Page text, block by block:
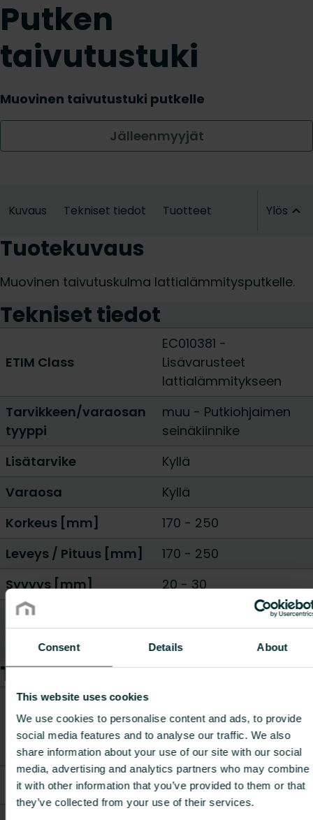
Consent Details About
This website uses cookies
We use cookies to personalise content and ads, to provide
social media features and to analyse our traffic. We also
share information about your use of our site with our social
media, advertising and analytics partners who may combine
it with other information that you’ve provided to them or that
they’ve collected from your use of their services.
Putken
taivutustuki
Muovinen taivutustuki putkelle
Jälleenmyyjät
Kuvaus Tekniset tiedot Tuotteet Ylös
Tuotekuvaus
Muovinen taivutuskulma lattialämmitysputkelle.
Tekniset tiedot
ETIM Class
EC010381 -
Lisävarusteet
lattialämmitykseen
Tarvikkeen/varaosan
tyyppi
muu - Putkiohjaimen
seinäkiinnike
Lisätarvike
Kyllä
Varaosa
Kyllä
Korkeus [mm]
170 - 250
Leveys / Pituus [mm]
170 - 250
Syvyys [mm]
20-30
Paino [kg]
Näytä kaikki
Tuotteet
Tuotenumero Tuotekuvaus
Paino
[kg]
per kg
2015266_
Taivutuskulma
18-22mm
3 -